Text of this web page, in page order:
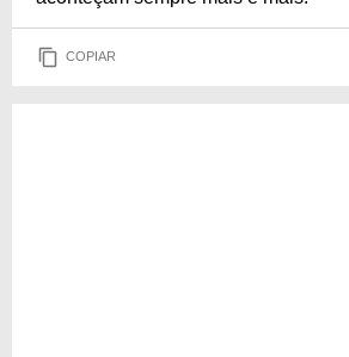
COPIAR